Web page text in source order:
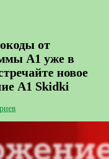
от
А1 уже в
новое
А1 Skidki